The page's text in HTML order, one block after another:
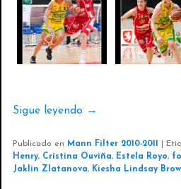
Sigue leyendo →
Publicado en Mann Filter 2010-2011
Henry, Cristina Ouviña, Estela Royo,
Jaklin Zlatanova, Kiesha Lindsay